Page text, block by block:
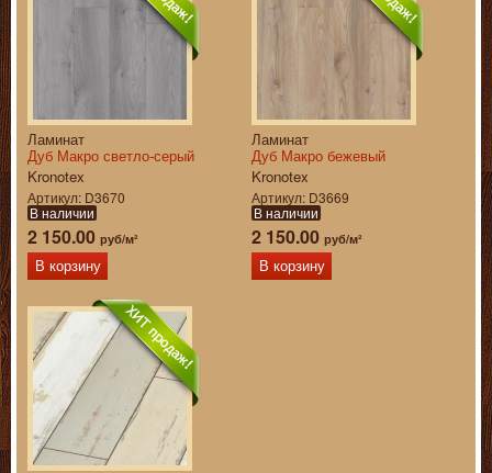
Ламинат
Дуб Макро светло-серый
Kronotex
Артикул D3670
В наличии
2 150.00 руб/м²
В корзину
Ламинат
Дуб Макро бежевый
Kronotex
Артикул D3669
В наличии
2 150.00 руб/м²
В корзину